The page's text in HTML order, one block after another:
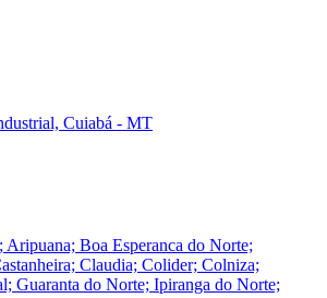
Cuiabá - MT
Aripuana; Boa Esperanca do Norte;
Claudia; Colider; Colniza;
Guaranta do Norte; Ipiranga do Norte;